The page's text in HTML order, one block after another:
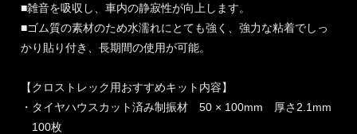
■雑音を吸収し、車内の静寂性が向上します。
■ゴム質の素材のため水濡れにとても強く、強力な粘着でしっ
かり貼り付き、長期間の使用が可能。
【クロストレック用おすすめキット内容】
・タイヤハウスカット済み制振材 50 × 100mm 厚さ2.1mm
100枚